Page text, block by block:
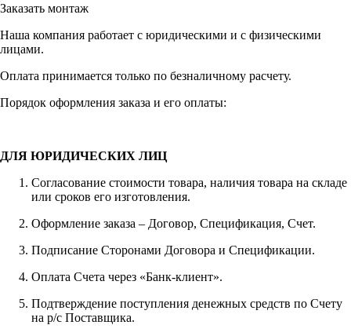
Заказать монтаж
Наша компания работает с юридическими и с физическими
лицами.
Оплата принимается только по безналичному расчету.
Порядок оформления заказа и его оплаты:
ДЛЯ ЮРИДИЧЕСКИХ ЛИЦ
Согласование стоимости товара, наличия товара на складе
или сроков его изготовления.
Оформление заказа – Договор, Спецификация, Счет.
Подписание Сторонами Договора и Спецификации.
Оплата Счета через «Банк-клиент».
Подтверждение поступления денежных средств по Счету
на р/с Поставщика.